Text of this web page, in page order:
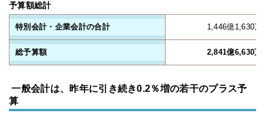
予算額総計
特別会計・企業会計の合計 1,446億1,630万
総予算額 2,841億6,630万
一般会計は、昨年に引き続き0.2％増の若干のプラス予
算